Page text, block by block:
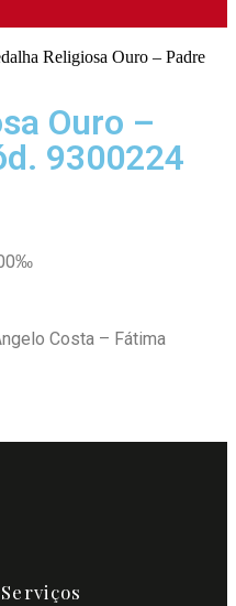
Religiosa Ouro – Padre
Ouro –
9300224
Costa – Fátima
Serviços